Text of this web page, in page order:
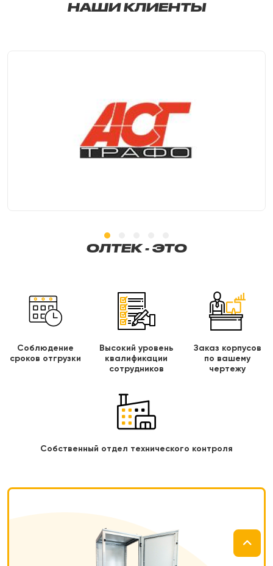
НАШИ КЛИЕНТЫ
ОЛТЕК - ЭТО
Соблюдение
сроков отгрузки
Высокий уровень
квалификации
сотрудников
Заказ корпусов
по вашему
чертежу
Собственный отдел технического контроля